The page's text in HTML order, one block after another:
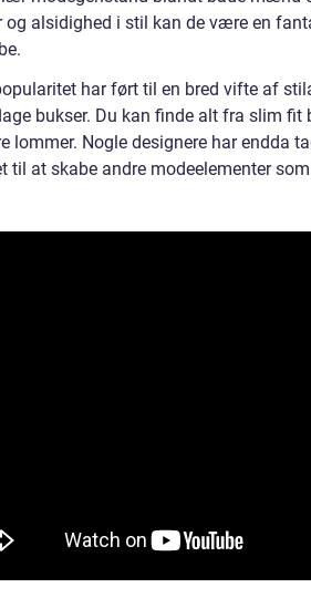
og alsidighed i stil kan de være en
har ført til en bred vifte af
bukser. Du kan finde alt fra slim fit
lommer. Nogle designere har endda
til at skabe andre modeelementer